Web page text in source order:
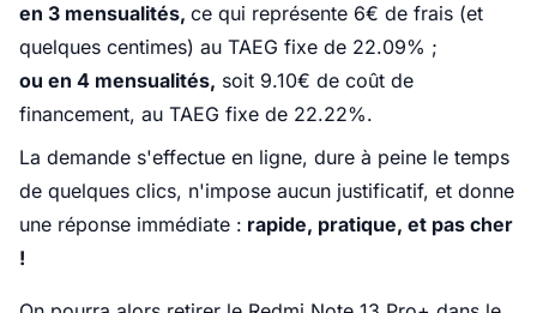
en 3 mensualités, ce qui représente 6€ de frais (et
quelques centimes) au TAEG fixe de 22.09% ;
ou en 4 mensualités, soit 9.10€ de coût de
financement, au TAEG fixe de 22.22%.
La demande s'effectue en ligne, dure à peine le temps
de quelques clics, n'impose aucun justificatif, et donne
une réponse immédiate : rapide, pratique, et pas cher
!